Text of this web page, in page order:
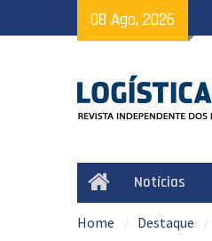
to
08 Ago, 2026
HomeNotícias
Home Destaque